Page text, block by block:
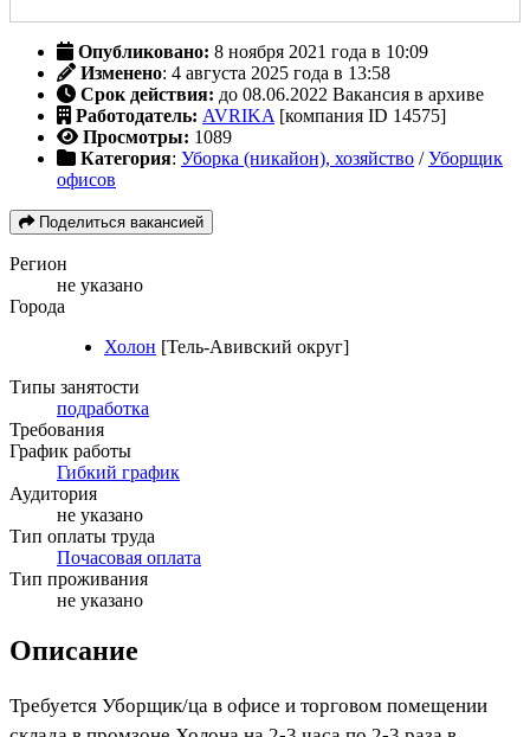
Опубликовано: 8 ноября 2021 года в 10:09
Изменено: 4 августа 2025 года в 13:58
Срок действия: до 08.06.2022 Вакансия в архиве
Работодатель: AVRIKA [компания ID 14575]
Просмотры: 1089
Категория: Уборка (никайон), хозяйство /Уборщик
офисов
Поделиться вакансией
Регион
не указано
Города
Холон [Тель-Авивский округ]
Типы занятости
подработка
Требования
График работы
Гибкий график
Аудитория
не указано
Тип оплаты труда
Почасовая оплата
Тип проживания
не указано
Описание
Требуется Уборщик/ца в офисе и торговом помещении